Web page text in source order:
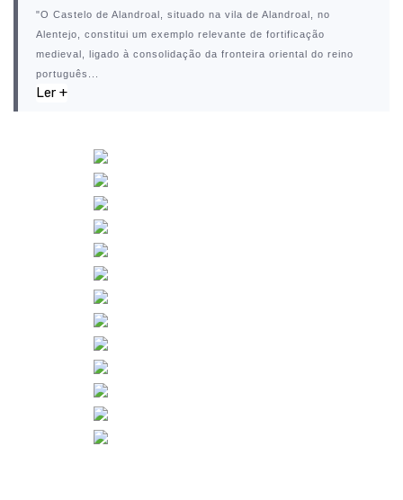
"O Castelo de Alandroal , situado na vila de Alandroal , no
Alentejo, constitui um exemplo relevante de fortificação
medieval, ligado à consolidação da fronteira oriental do reino
português...
Ler +